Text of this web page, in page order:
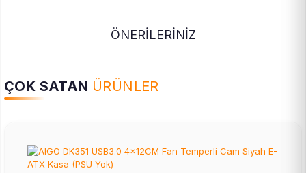
ÖNERİLERİNİZ
ÇOK SATAN ÜRÜNLER